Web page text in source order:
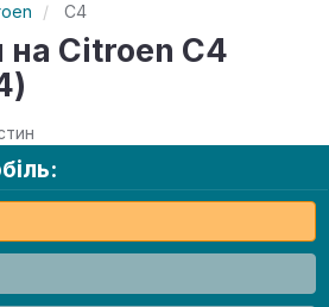
C4
на Citroen C4